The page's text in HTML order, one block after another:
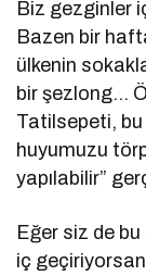
Biz gezginler
Bazen bir
ülkenin
bir şezlong…
Tatilsepeti,
huyumuzu
yapılabilir”
Eğer siz de
iç